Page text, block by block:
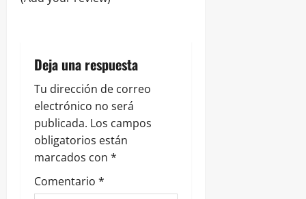
e
t
r
a
d
a
Deja una respuesta
Tu dirección de correo
electrónico no será
publicada. Los campos
obligatorios están
marcados con *
Comentario *